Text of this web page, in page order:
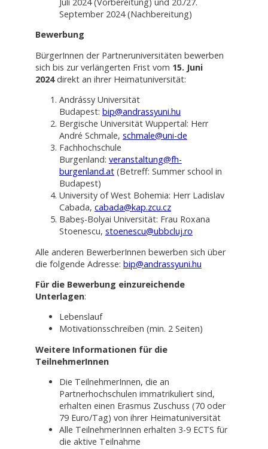
September 2024 (Nachbereitung)
Bewerbung
BürgerInnen der Partneruniversitäten bewerben
sich bis zur verlängerten Frist vom 15. Juni
2024direkt an ihrer Heimatuniversität:
Andrássy Universität
Budapest: bip@andrassyuni.hu
Bergische Universität Wuppertal: Herr
André Schmale, schmale@uni-de
Fachhochschule
Burgenland: veranstaltung@fh-
burgenland.at(Betreff: Summer school in
Budapest)
University of West Bohemia: Herr Ladislav
Cabada, cabada@kap.zcu.cz
Babeș-Bolyai Universität: Frau Roxana
Stoenescu, stoenescu@ubbcluj.ro
Alle anderen BewerberInnen bewerben sich über
die folgende Adresse: bip@andrassyuni.hu
Für die Bewerbung einzureichende
Unterlagen:
Lebenslauf
Motivationsschreiben (min. 2 Seiten)
Weitere Informationen für die
TeilnehmerInnen
Die TeilnehmerInnen, die an
Partnerhochschulen immatrikuliert sind,
erhalten einen Erasmus Zuschuss (70 oder
79 Euro/Tag) von ihrer Heimatuniversität
Alle TeilnehmerInnen erhalten 3-9 ECTS für
die aktive Teilnahme